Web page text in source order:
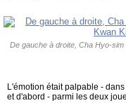
De gauche à droite, Cha Hyo-
L'émotion était palpable -
et d'abord - parmi les deux